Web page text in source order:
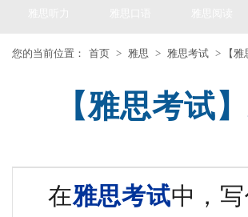
您的当前位置： 首页 > 雅思 > 雅思考试 > 【雅
【雅思考试
在雅思考试中，